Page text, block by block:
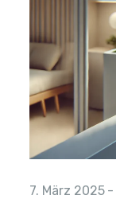
7. März 2025 -